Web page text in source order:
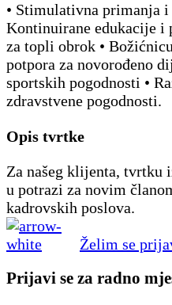
• Stimulativna primanja i
Kontinuirane edukacije i
za topli obrok •
potpora za novorođeno
sportskih pogodnosti •
zdravstvene pogodnosti.
Opis tvrtke
Za našeg klijenta, tvrtku
u potrazi za novim
kadrovskih poslova.
Želim se
Prijavi se za radno